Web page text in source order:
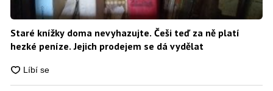
Staré knížky doma nevyhazujte. Češi teď za ně platí
hezké peníze. Jejich prodejem se dá vydělat